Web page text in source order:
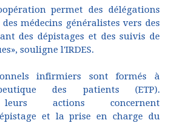
permet des délégations
médecins généralistes vers des
des dépistages et des suivis de
souligne l'IRDES.
infirmiers sont formés à
des patients (ETP).
leurs actions concernent
et la prise en charge du